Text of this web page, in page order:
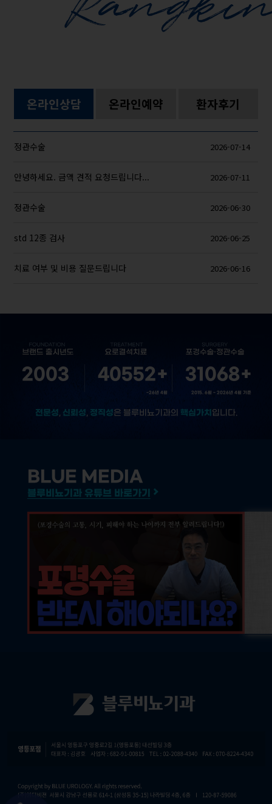
온라인상담 온라인예약 환자후기
정관수술 2026-07-14
안녕하세요. 금액 견적 요청드립니다... 2026-07-11
정관수술 2026-06-30
std 12종 검사 2026-06-25
치료 여부 및 비용 질문드립니다 2026-06-16
2003 40552+
~26년 4월
31068+
2015. 6월 ~ 2026년 4월 기준
전문성, 신뢰성 , 정직성은 블루비뇨기과의 핵심가치 입니다.
BLUE MEDIA
블루비뇨기과 유튜브 바로가기